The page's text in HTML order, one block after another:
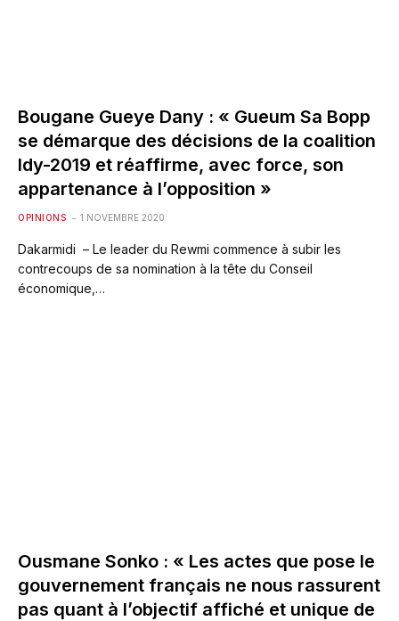
Bougane Gueye Dany : « Gueum Sa Bopp
se démarque des décisions de la coalition
Idy-2019 et réaffirme, avec force, son
appartenance à l’opposition »
OPINIONS 1 NOVEMBRE 2020
Dakarmidi – Le leader du Rewmi commence à subir les
contrecoups de sa nomination à la tête du Conseil
économique,…
Ousmane Sonko : « Les actes que pose le
gouvernement français ne nous rassurent
pas quant à l’objectif affiché et unique de